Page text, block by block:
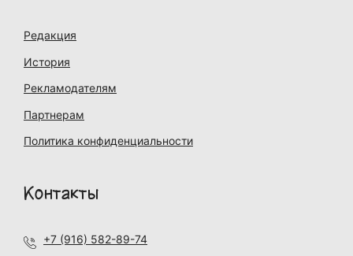
Редакция
История
Рекламодателям
Партнерам
Политика конфиденциальности
Контакты
+7 (916) 582-89-74